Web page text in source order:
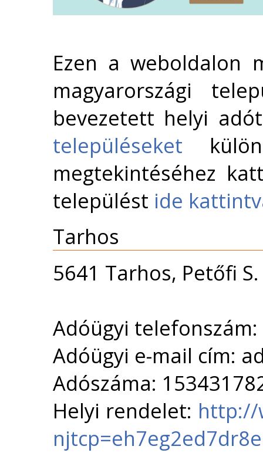
Ezen a weboldalon
magyarországi
bevezetett helyi
településeket
megtekintéséhez
települést ide
Tarhos
5641 Tarhos, Petőfi
Adóügyi
Adóügyi e-mail cím:
Adószáma:
Helyi rendelet: http://